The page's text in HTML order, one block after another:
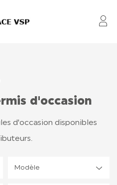
d'occasion
d'occasion disponibles
Modèle